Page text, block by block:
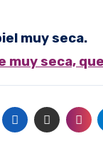
muy seca.
muy seca,